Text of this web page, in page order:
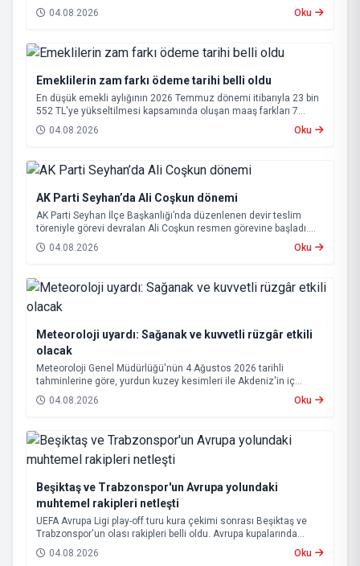
annesi 65 yaşındaki kadın hayatını kaybetti.
04.08.2026 Oku
Emeklilerin zam farkı ödeme tarihi belli oldu
En düşük emekli aylığının 2026 Temmuz dönemi itibarıyla 23 bin
552 TL'ye yükseltilmesi kapsamında oluşan maaş farkları 7
Ağustos 2026 tarihinde hesaplara yatırılacak.
04.08.2026 Oku
AK Parti Seyhan’da Ali Coşkun dönemi
AK Parti Seyhan İlçe Başkanlığı’nda düzenlenen devir teslim
töreniyle görevi devralan Ali Coşkun resmen görevine başladı.
Hizmet vurgusu yapan Coşkun, “AK Partili olmak, bu ülkenin her
metrekaresine sevdalı olmaktır” dedi.
04.08.2026 Oku
Meteoroloji uyardı: Sağanak ve kuvvetli rüzgâr etkili
olacak
Meteoroloji Genel Müdürlüğü'nün 4 Ağustos 2026 tarihli
tahminlerine göre, yurdun kuzey kesimleri ile Akdeniz'in iç
bölgelerinde yer yer sağanak ve gök gürültülü sağanak yağış
bekleniyor.
04.08.2026 Oku
Beşiktaş ve Trabzonspor'un Avrupa yolundaki
muhtemel rakipleri netleşti
UEFA Avrupa Ligi play-off turu kura çekimi sonrası Beşiktaş ve
Trabzonspor'un olası rakipleri belli oldu. Avrupa kupalarında
yoluna devam eden Beşiktaş ve Trabzonspor, grup aşamasına
kalabilmek için kritik eşleşmelerle karşı karşıya gelecek.
04.08.2026 Oku